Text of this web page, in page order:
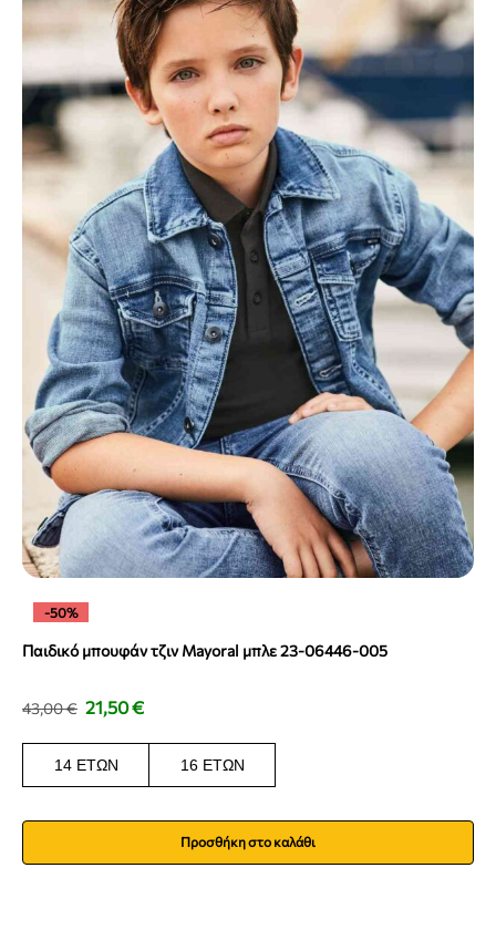
-50%
Παιδικό μπουφάν τζιν Mayoral μπλε 23-06446-005
43,00€ 21,50€
14 ΕΤΏΝ 16 ΕΤΏΝ
Προσθήκη στο καλάθι